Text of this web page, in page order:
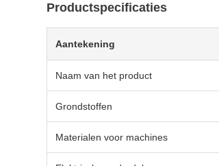
Productspecificaties
Aantekening
Naam van het product
Grondstoffen
Materialen voor machines